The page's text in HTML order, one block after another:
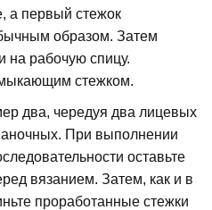
а первый стежок
образом. Затем
на рабочую спицу.
стежком.
два, чередуя два лицевых
При выполнении
оставьте
вязанием. Затем, как и в
проработанные стежки